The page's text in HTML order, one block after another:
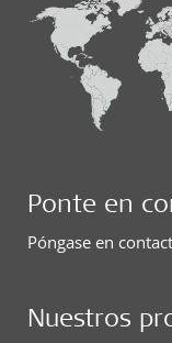
Ponte en
Póngase en
Nuestros